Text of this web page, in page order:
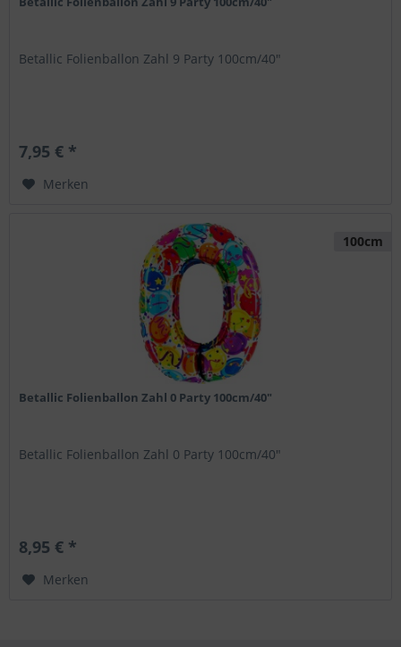
Betallic Folienballon Zahl 9 Party 100cm/40"
7,95 € *
Merken
100cm
Betallic Folienballon Zahl 0 Party 100cm/40"
Betallic Folienballon Zahl 0 Party 100cm/40"
8,95 € *
Merken